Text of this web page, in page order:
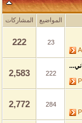
المواضيع المشاركات
222
2,583
2,772